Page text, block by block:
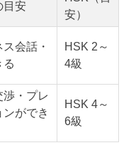
目安
安）
会話・
る
HSK 2～
4級
・プレ
ができ
HSK 4～
6級